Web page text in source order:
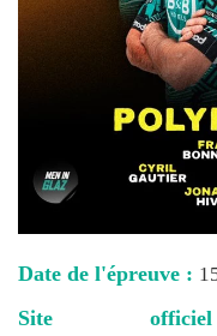
Date de l'épreuve :
Site